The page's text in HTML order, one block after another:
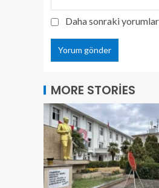
Daha sonraki
MORE STORIES